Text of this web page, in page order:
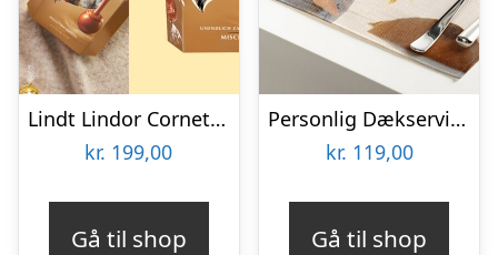
Lindt Lindor Cornet 500 gram – Blandet chokolade
kr. 199,00
Gå til shop
Personlig Dækserviet med Billede
kr. 119,00
Gå til shop